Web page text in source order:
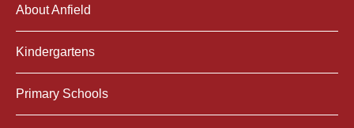
About Anfield
Kindergartens
Primary Schools